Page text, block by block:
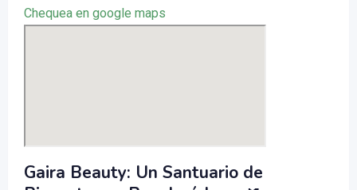
Chequea en google maps
Gaira Beauty: Un Santuario de